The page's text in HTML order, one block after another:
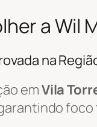
a Wil
na
emVila